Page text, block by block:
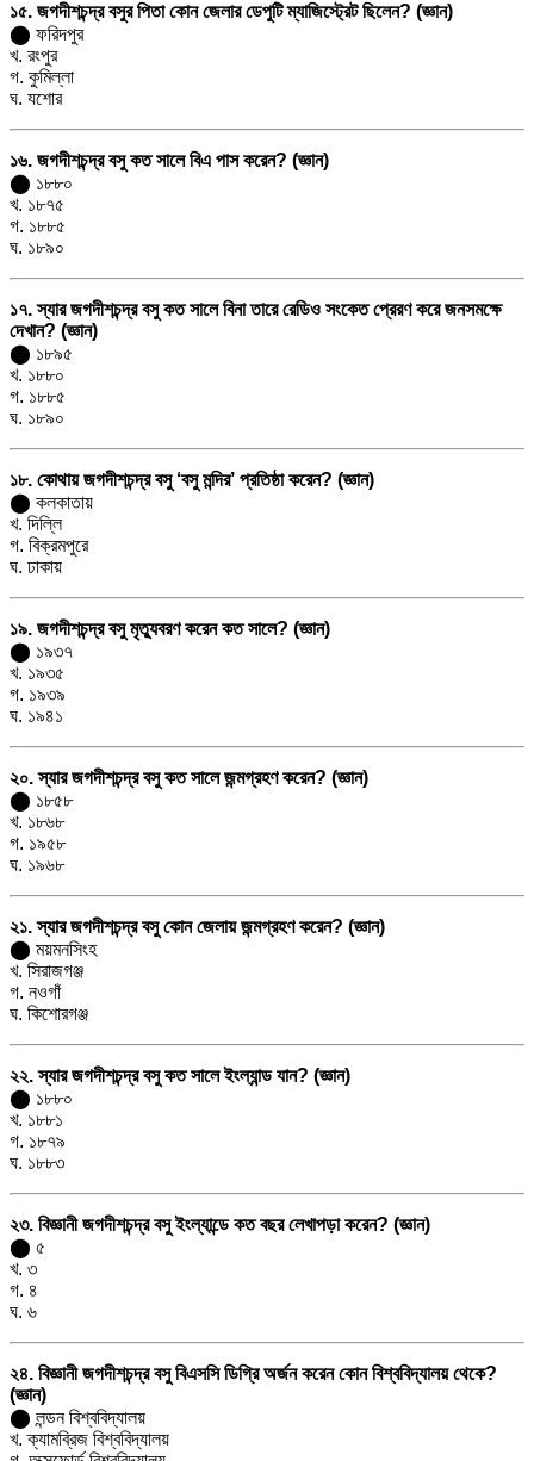
১৫. জগদীশচন্দ্র বসুর পিতা কোন জেলার ডেপুটি ম্যাজিস্ট্রেট ছিলেন? (জ্ঞান)
⬤ ফরিদপুর
খ. রংপুর
গ. কুমিল্লা
ঘ. যশোর
১৬. জগদীশচন্দ্র বসু কত সালে বিএ পাস করেন? (জ্ঞান)
⬤ ১৮৮০
খ. ১৮৭৫
গ. ১৮৮৫
ঘ. ১৮৯০
১৭. স্যার জগদীশচন্দ্র বসু কত সালে বিনা তারে রেডিও সংকেত প্রেরণ করে জনসমক্ষে
দেখান? (জ্ঞান)
⬤ ১৮৯৫
খ. ১৮৮০
গ. ১৮৮৫
ঘ. ১৮৯০
১৮. কোথায় জগদীশচন্দ্র বসু ‘বসু মন্দির’ প্রতিষ্ঠা করেন? (জ্ঞান)
⬤ কলকাতায়
খ. দিল্লি
গ. বিক্রমপুরে
ঘ. ঢাকায়
১৯. জগদীশচন্দ্র বসু মৃত্যুবরণ করেন কত সালে? (জ্ঞান)
⬤ ১৯৩৭
খ. ১৯৩৫
গ. ১৯৩৯
ঘ. ১৯৪১
২০. স্যার জগদীশচন্দ্র বসু কত সালে জন্মগ্রহণ করেন? (জ্ঞান)
⬤ ১৮৫৮
খ. ১৮৬৮
গ. ১৯৫৮
ঘ. ১৯৬৮
২১. স্যার জগদীশচন্দ্র বসু কোন জেলায় জন্মগ্রহণ করেন? (জ্ঞান)
⬤ ময়মনসিংহ
খ. সিরাজগঞ্জ
গ. নওগাঁ
ঘ. কিশোরগঞ্জ
২২. স্যার জগদীশচন্দ্র বসু কত সালে ইংল্যান্ড যান? (জ্ঞান)
⬤ ১৮৮০
খ. ১৮৮১
গ. ১৮৭৯
ঘ. ১৮৮৩
২৩. বিজ্ঞানী জগদীশচন্দ্র বসু ইংল্যান্ডে কত বছর লেখাপড়া করেন? (জ্ঞান)
⬤ ৫
খ. ৩
গ. ৪
ঘ. ৬
২৪. বিজ্ঞানী জগদীশচন্দ্র বসু বিএসসি ডিগ্রি অর্জন করেন কোন বিশ্ববিদ্যালয় থেকে?
(জ্ঞান)
⬤ লন্ডন বিশ্ববিদ্যালয়
খ. ক্যামব্রিজ বিশ্ববিদ্যালয়